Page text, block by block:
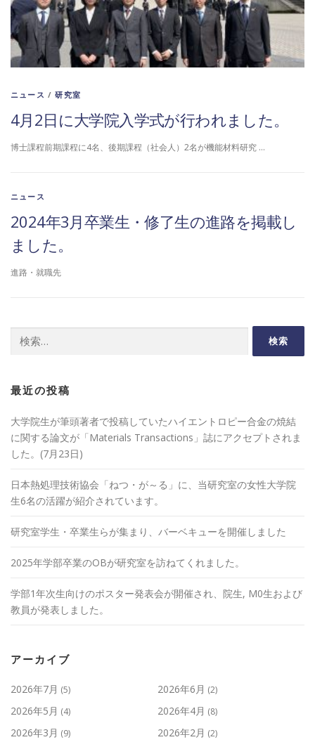
ニュース /研究室
4月2日に大学院入学式が行われました。
博士課程前期課程に4名、後期課程（社会人）2名が機能材料研究 …
ニュース
2024年3月卒業生・修了生の進路を掲載し
ました。
進路・就職先
索:
最近の投稿
大学院生が筆頭著者で投稿していたハイエントロピー合金の焼結
に関する論文が「Materials Transactions」誌にアクセプトされま
した。(7月23日)
日本熱処理技術協会「ねつ・が～る」に、当研究室の女性大学院
生6名の活躍が紹介されています。
研究室学生・卒業生らが集まり、バーベキューを開催しました
2025年学部卒業のOBが研究室を訪ねてくれました。
学部1年次生向けのポスター発表会が開催され、院生, M0生および
教員が発表しました。
アーカイブ
2026年7月 (5) 2026年6月 (2)
2026年5月 (4) 2026年4月 (8)
2026年3月 (9) 2026年2月 (2)